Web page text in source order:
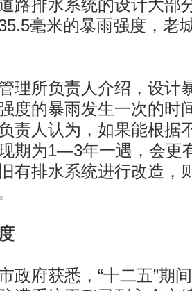
排水系统的设计大部
毫米的暴雨强度，老
所负责人介绍，设计
度的暴雨发生一次的时
责人认为，如果能根据
期为1—3年一遇，会更
有排水系统进行改造，
府获悉，“十二五”期